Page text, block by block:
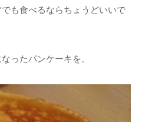
も食べるならちょうどいいで
ったパンケーキを。